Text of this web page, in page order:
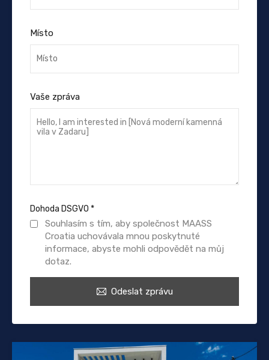
Místo
Vaše zpráva
Dohoda DSGVO *
Souhlasím s tím, aby společnost MAASS
Croatia uchovávala mnou poskytnuté
informace, abyste mohli odpovědět na můj
dotaz.
Odeslat zprávu